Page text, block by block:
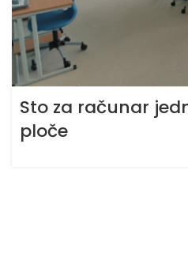
Sto za računar
ploče